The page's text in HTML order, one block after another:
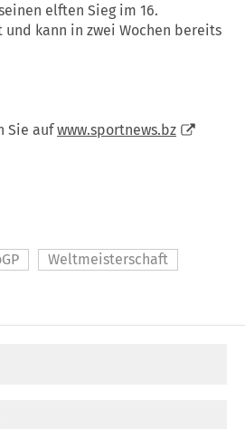
elften Sieg im 16.
kann in zwei Wochen bereits
Sie aufwww.sportnews.bz
Weltmeisterschaft